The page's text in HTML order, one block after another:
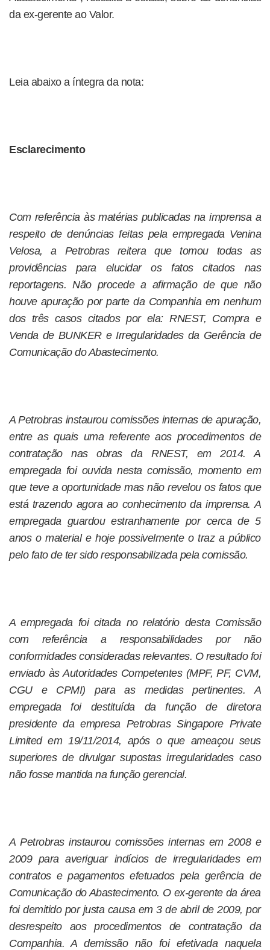
da ex-gerente ao Valor.
Leia abaixo a íntegra da nota:
Esclarecimento
Com referência às matérias publicadas na imprensa a
respeito de denúncias feitas pela empregada Venina
Velosa, a Petrobras reitera que tomou todas as
providências para elucidar os fatos citados nas
reportagens. Não procede a afirmação de que não
houve apuração por parte da Companhia em nenhum
dos três casos citados por ela: RNEST, Compra e
Venda de BUNKER e Irregularidades da Gerência de
Comunicação do Abastecimento.
A Petrobras instaurou comissões internas de apuração,
entre as quais uma referente aos procedimentos de
contratação nas obras da RNEST, em 2014. A
empregada foi ouvida nesta comissão, momento em
que teve a oportunidade mas não revelou os fatos que
está trazendo agora ao conhecimento da imprensa. A
empregada guardou estranhamente por cerca de 5
anos o material e hoje possivelmente o traz a público
pelo fato de ter sido responsabilizada pela comissão.
A empregada foi citada no relatório desta Comissão
com referência a responsabilidades por não
conformidades consideradas relevantes. O resultado foi
enviado às Autoridades Competentes (MPF, PF, CVM,
CGU e CPMI) para as medidas pertinentes. A
empregada foi destituída da função de diretora
presidente da empresa Petrobras Singapore Private
Limited em 19/11/2014, após o que ameaçou seus
superiores de divulgar supostas irregularidades caso
não fosse mantida na função gerencial.
A Petrobras instaurou comissões internas em 2008 e
2009 para averiguar indícios de irregularidades em
contratos e pagamentos efetuados pela gerência de
Comunicação do Abastecimento. O ex-gerente da área
foi demitido por justa causa em 3 de abril de 2009, por
desrespeito aos procedimentos de contratação da
Companhia. A demissão não foi efetivada naquela